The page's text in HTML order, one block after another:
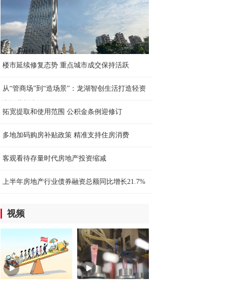
楼市延续修复态势 重点城市成交保持活跃
从“管商场”到“造场景”：龙湖智创生活打造轻资
拓宽提取和使用范围 公积金条例迎修订
多地加码购房补贴政策 精准支持住房消费
客观看待存量时代房地产投资缩减
上半年房地产行业债券融资总额同比增长21.7%
视频